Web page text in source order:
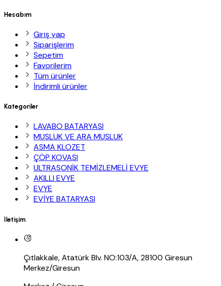
Hesabım
Giriş yap
Siparişlerim
Sepetim
Favorilerim
Tüm ürünler
İndirimli ürünler
Kategoriler
LAVABO BATARYASI
MUSLUK VE ARA MUSLUK
ASMA KLOZET
ÇÖP KOVASI
ULTRASONİK TEMİZLEMELİ EVYE
AKILLI EVYE
EVYE
EVİYE BATARYASI
İletişim
Çıtlakkale, Atatürk Blv. NO:103/A, 28100 Giresun
Merkez/Giresun